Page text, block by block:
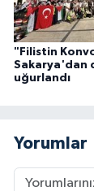
"Filistin
Sakarya'dan
uğurlandı
Yorumlar